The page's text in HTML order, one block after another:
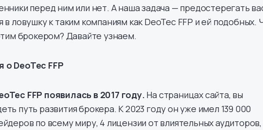
перед ним или нет. А наша задача — предостерегать
в ловушку к таким компаниям как DeoTec FFP и ей подобных.
брокером? Давайте узнаем.
DeoTec FFP
FFP появилась в 2017 году. На страницах сайта, вы
путь развития брокера. К 2023 году он уже имел 139 000
по всему миру, 4 лицензии от влиятельных аудиторов,